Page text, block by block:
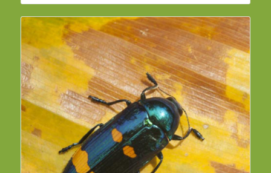
através
R$260,00